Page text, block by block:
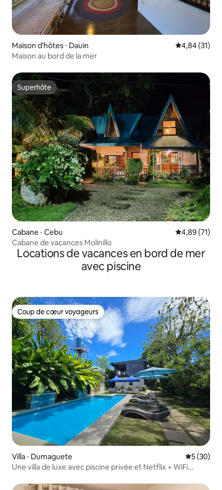
Maison d'hôtes ⋅ Dauin Évaluation
4,84 (31)
Maison au bord de la mer
Superhôte
Superhôte
Cabane ⋅ Cebu Évaluation
4,89 (71)
Cabane de vacances Molinillo
Locations de vacances en bord de mer
avec piscine
Coup de cœur voyageurs
Coup de cœur voyageurs
Villa ⋅ Dumaguete
5 (30)
Une villa de luxe avec piscine privée et Netflix + WiFi